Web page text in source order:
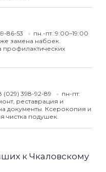
86-53
пн.-пт.:9:00–19:00
замена набоек.
профилактических
(029) 398-92-89
пн-пт:
реставрация и
документы. Ксерокопия и
чистка подушек.
к Чкаловскому